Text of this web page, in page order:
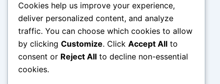
ngentot dengan pepek merah
web phising
web phising
Cookies help us improve your experience,
deliver personalized content, and analyze
traffic. You can choose which cookies to allow
by clicking Customize. Click Accept All to
consent or Reject All to decline non-essential
cookies.